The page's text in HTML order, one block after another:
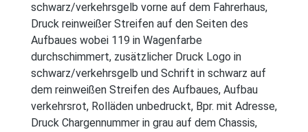
schwarz/verkehrsgelb vorne auf dem Fahrerhaus,
Druck reinweißer Streifen auf den Seiten des
Aufbaues wobei 119 in Wagenfarbe
durchschimmert, zusätzlicher Druck Logo in
schwarz/verkehrsgelb und Schrift in schwarz auf
dem reinweißen Streifen des Aufbaues, Aufbau
verkehrsrot, Rolläden unbedruckt, Bpr. mit Adresse,
Druck Chargennummer in grau auf dem Chassis,